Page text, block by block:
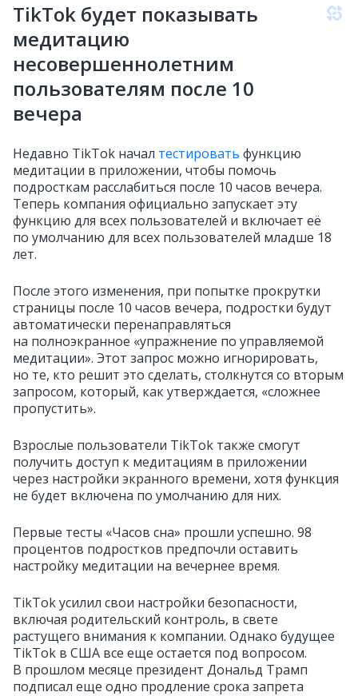
TikTok будет показывать
медитацию
несовершеннолетним
пользователям после 10
вечера
Недавно TikTok начал тестировать функцию
медитации в приложении, чтобы помочь
подросткам расслабиться после 10 часов вечера.
Теперь компания официально запускает эту
функцию для всех пользователей и включает её
по умолчанию для всех пользователей младше 18
лет.
После этого изменения, при попытке прокрутки
страницы после 10 часов вечера, подростки будут
автоматически перенаправляться
на полноэкранное «упражнение по управляемой
медитации». Этот запрос можно игнорировать,
но те, кто решит это сделать, столкнутся со вторым
запросом, который, как утверждается, «сложнее
пропустить».
Взрослые пользователи TikTok также смогут
получить доступ к медитациям в приложении
через настройки экранного времени, хотя функция
не будет включена по умолчанию для них.
Первые тесты «Часов сна» прошли успешно. 98
процентов подростков предпочли оставить
настройку медитации на вечернее время.
TikTok усилил свои настройки безопасности,
включая родительский контроль, в свете
растущего внимания к компании. Однако будущее
TikTok в США все еще остается под вопросом.
В прошлом месяце президент Дональд Трамп
подписал еще одно продление срока запрета